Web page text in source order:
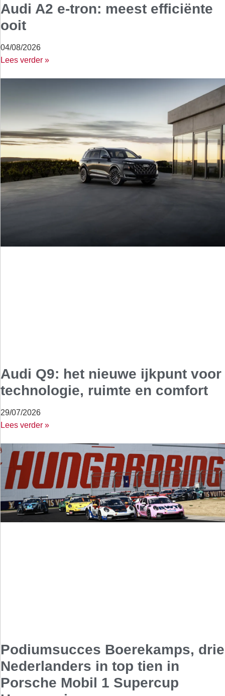
Audi A2 e-tron: meest efficiënte
ooit
04/08/2026
Lees verder »
Audi Q9: het nieuwe ijkpunt voor
technologie, ruimte en comfort
29/07/2026
Lees verder »
Podiumsucces Boerekamps, drie
Nederlanders in top tien in
Porsche Mobil 1 Supercup